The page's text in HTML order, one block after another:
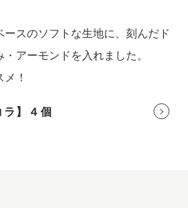
ースのソフトな生地に、刻んだド
アーモンドを入れました。
！
ラ】４個